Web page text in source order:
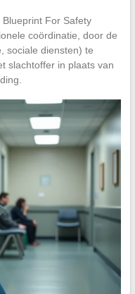
For Safety
coördinatie, door de
sociale diensten) te
slachtoffer in plaats van